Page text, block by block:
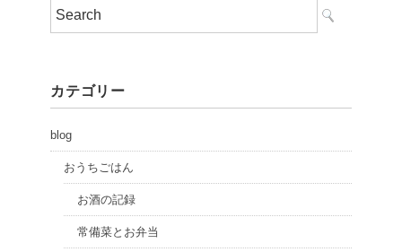
カテゴリー
blog
おうちごはん
お酒の記録
常備菜とお弁当